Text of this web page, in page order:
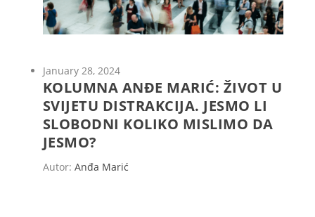
January 28, 2024
KOLUMNA ANĐE MARIĆ: ŽIVOT U
SVIJETU DISTRAKCIJA. JESMO LI
SLOBODNI KOLIKO MISLIMO DA
JESMO?
Autor: Anđa Marić